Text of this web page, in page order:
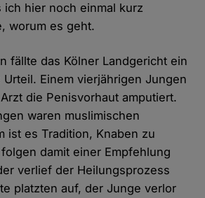
ich hier noch einmal kurz
worum es geht.
fällte das Kölner Landgericht ein
Einem vierjährigen Jungen
die Penisvorhaut amputiert.
waren muslimischen
ist es Tradition, Knaben zu
damit einer Empfehlung
verlief der Heilungsprozess
platzten auf, der Junge verlor